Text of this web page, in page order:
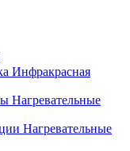
Инфракрасная
Нагревательные
Нагревательные